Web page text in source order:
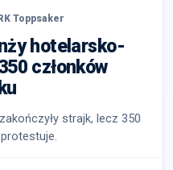
Toppsaker
hotelarsko-
członków
strajk, lecz 350